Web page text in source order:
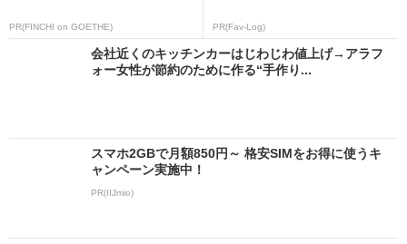
PR(FINCHI on GOETHE) PR(Fav-Log)
会社近くのキッチンカーはじわじわ値上げ→アラフ
ォー女性が節約のために作る“手作り...
スマホ2GBで月額850円～ 格安SIMをお得に使うキ
ャンペーン実施中！
PR(IIJmio)